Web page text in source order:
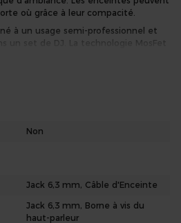
où grâce à leur compacité.
à un usage semi-professionnel et
un set de DJ. La technologie MosFet
de haut niveau à long terme.
Non
Jack 6,3 mm, Câble d'Enceinte
Jack 6,3 mm, Borne à vis du
haut-parleur